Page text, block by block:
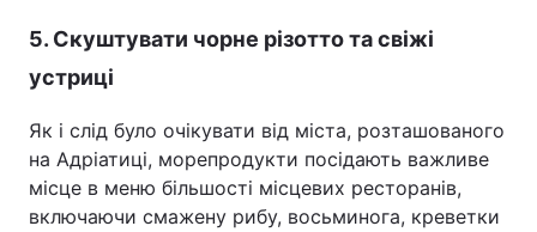
5. Скуштувати чорне різотто та свіжі
устриці
Як і слід було очікувати від міста, розташованого
на Адріатиці, морепродукти посідають важливе
місце в меню більшості місцевих ресторанів,
включаючи смажену рибу, восьминога, креветки